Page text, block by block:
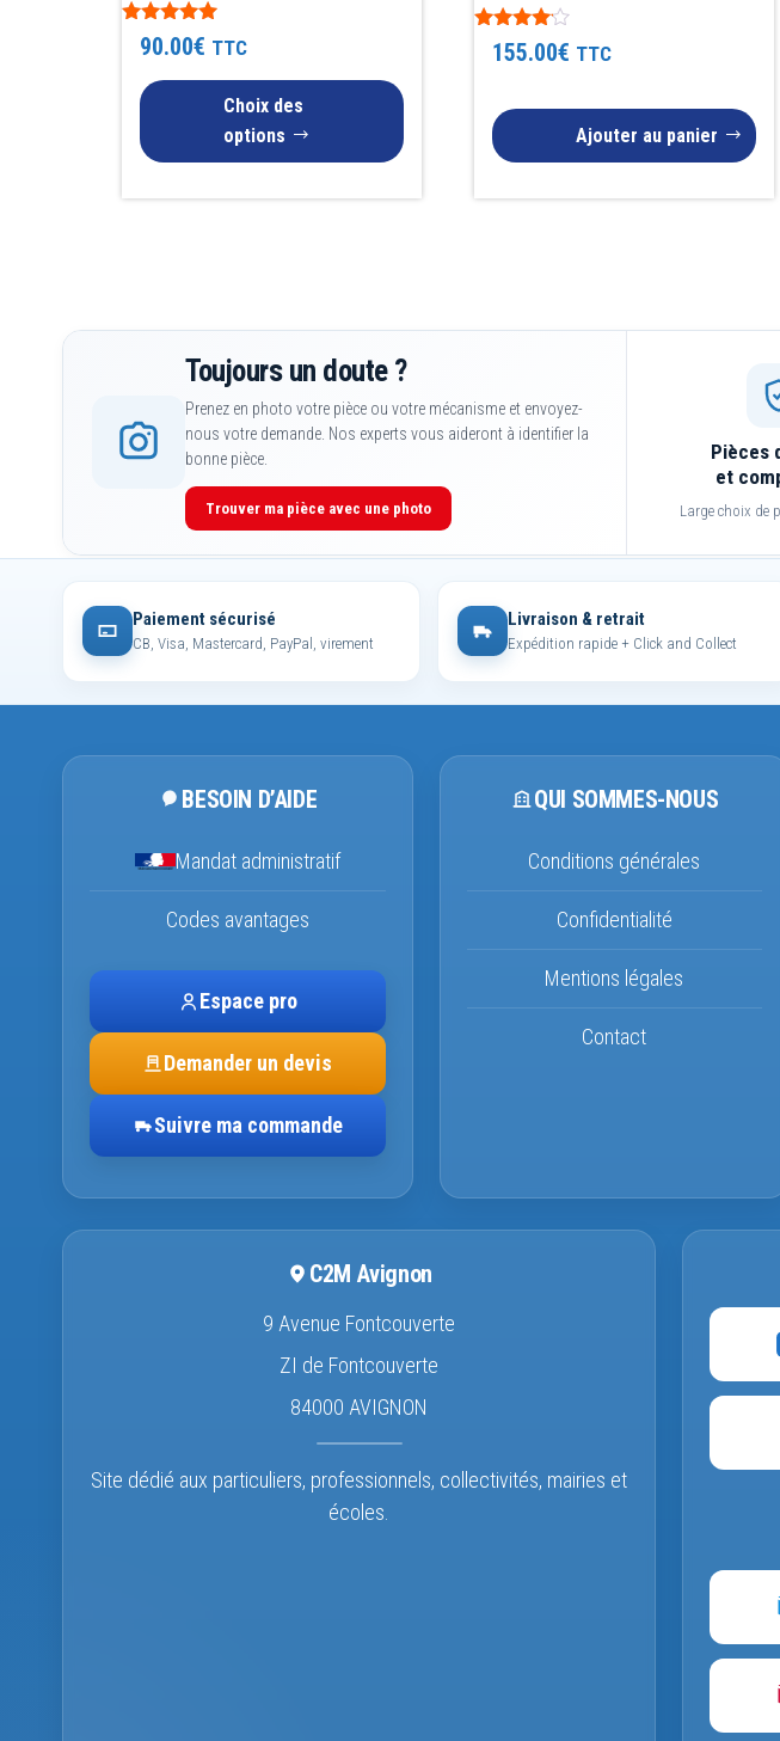
Note
5.0090.00€ TTC
Choix des
options
page
produit
Note
4.00155.00€ TTC
Ajouter au panier
Toujours un doute ?
Prenez en photo votre pièce ou votre mécanisme et envoyez-
nous votre demande. Nos experts vous aideront à identifier la
bonne pièce.
Trouver ma pièce avec une photo
Pièces
et
Large choix de
Paiement sécurisé
CB, Visa, Mastercard, PayPal, virement
Livraison & retrait
Expédition rapide + Click and Collect
BESOIN D’AIDE
Mandat administratif
Codes avantages
Espace pro
Demander un devis
Suivre ma commande
QUI SOMMES-NOUS
Conditions générales
Confidentialité
Mentions légales
Contact
C2M Avignon
9 Avenue Fontcouverte
ZI de Fontcouverte
84000 AVIGNON
Site dédié aux particuliers, professionnels, collectivités, mairies et
écoles.